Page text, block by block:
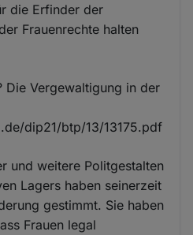
die Erfinder der
Frauenrechte halten
Die Vergewaltigung in der
dip21/btp/13/13175.pdf
und weitere Politgestalten
Lagers haben seinerzeit
gestimmt. Sie haben
Frauen legal